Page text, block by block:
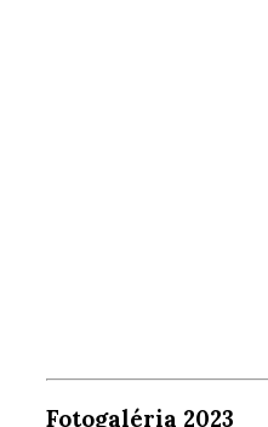
Fotogaléria 2023